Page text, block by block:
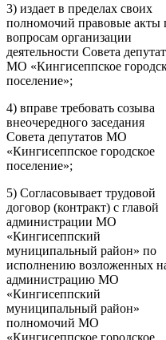
3) издает в пределах своих
полномочий правовые акты
вопросам организации
деятельности Совета
МО «Кингисеппское
поселение»;
4) вправе требовать созыва
внеочередного заседания
Совета депутатов МО
«Кингисеппское городское
поселение»;
5) Согласовывает трудовой
договор (контракт) с главой
администрации МО
«Кингисеппский
муниципальный район» по
исполнению возложенных
администрацию МО
«Кингисеппский
муниципальный район»
полномочий МО
«Кингисеппское городское